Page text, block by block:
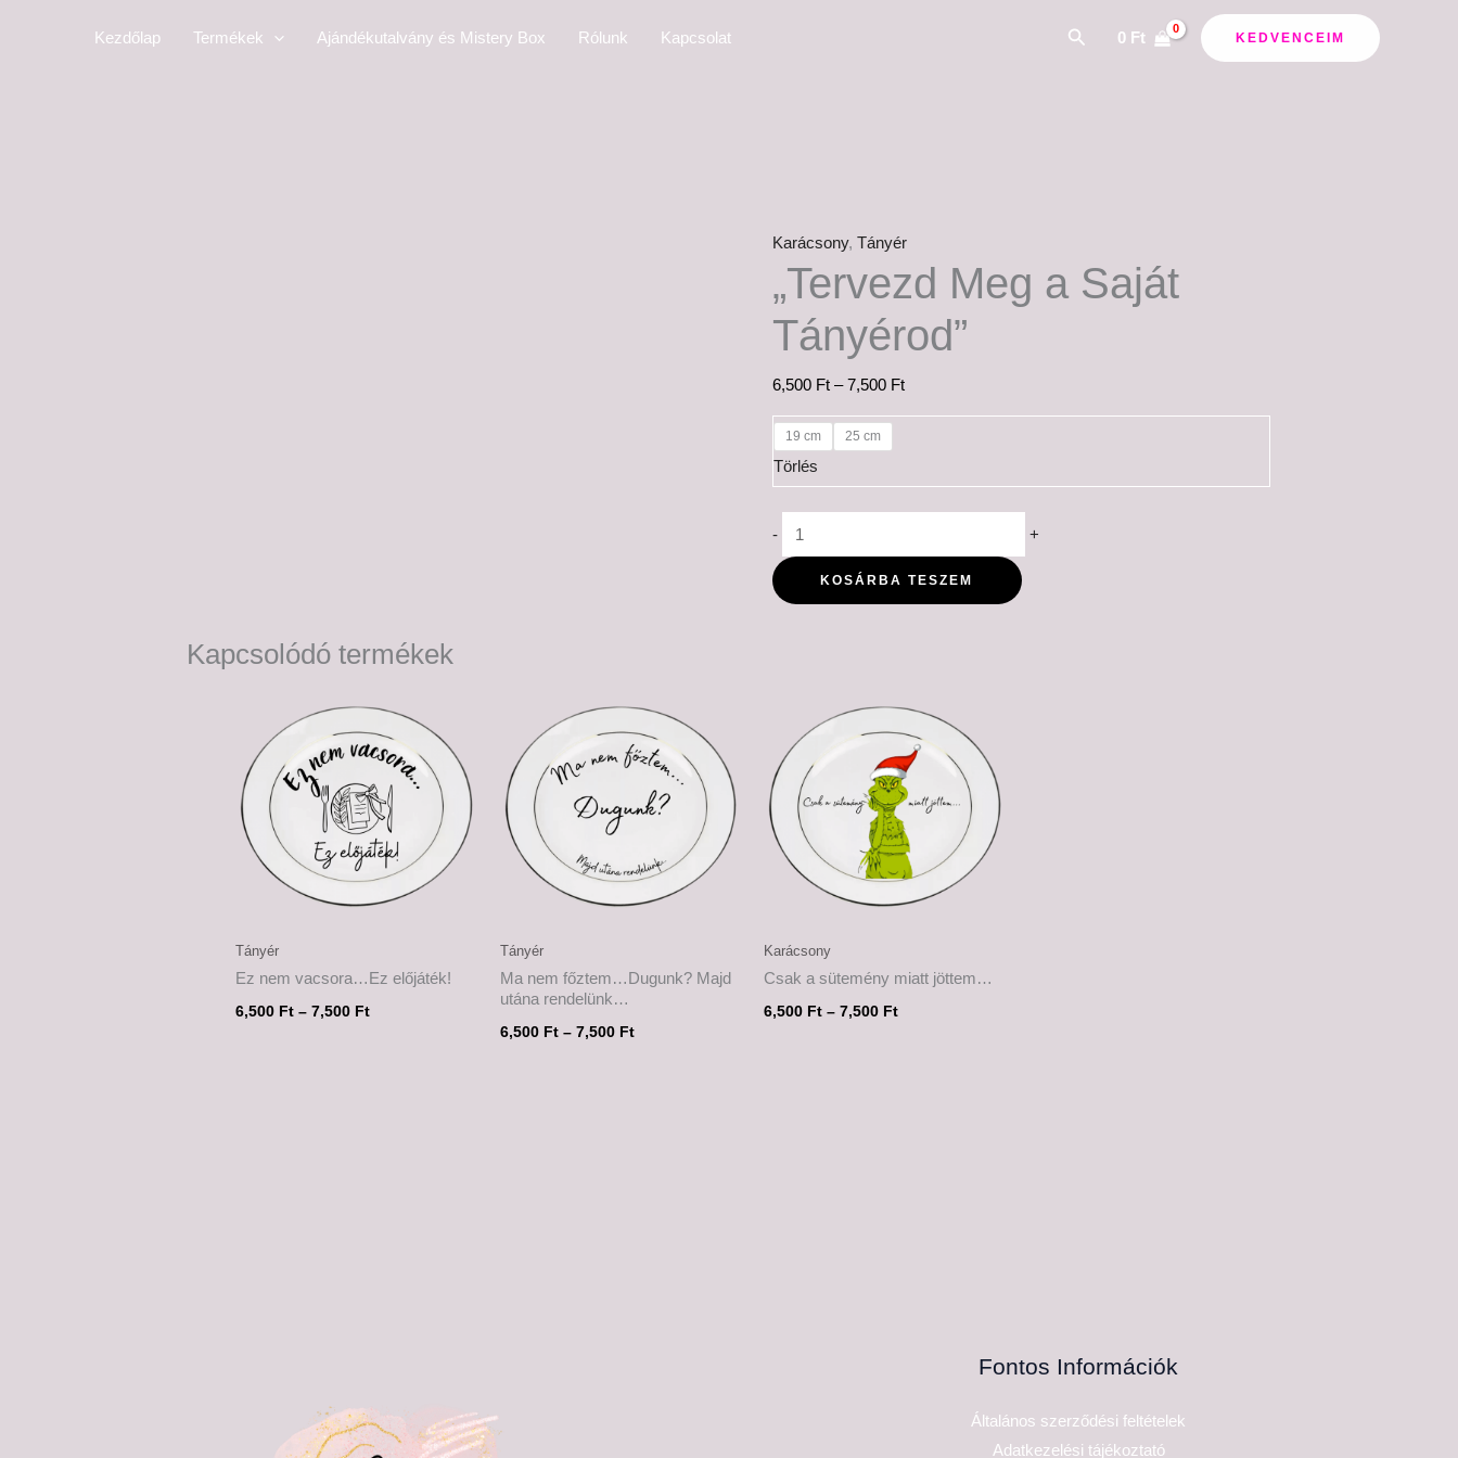
Kezdőlap Termékek Ajándékutalvány és Mistery Box Rólunk Kapcsolat Search
0 Ft KEDVENCEIM
Karácsony, Tányér
„Tervezd Meg a Saját
Tányérod”
6,500 Ft – 7,500 Ft
19 cm 25 cm
Törlés
- +
KOSÁRBA TESZEM
Kapcsolódó termékek
Tányér
Ez nem vacsora…Ez előjáték!
6,500 Ft – 7,500 Ft
7,500 Ft
Tányér
Ma nem főztem…Dugunk? Majd
utána rendelünk…
6,500 Ft – 7,500 Ft
7,500 Ft
Karácsony
Csak a sütemény miatt jöttem…
6,500 Ft – 7,500 Ft
7,500 Ft
Fontos Információk
Általános szerződési feltételek
Adatkezelési tájékoztató